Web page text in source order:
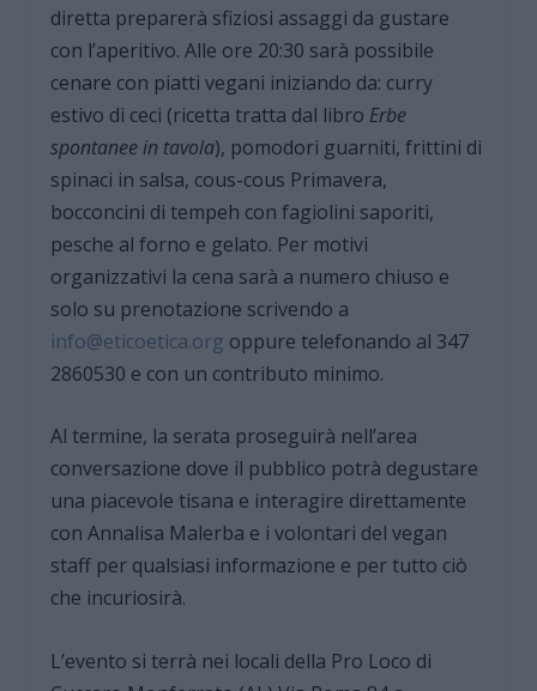
diretta preparerà sfiziosi assaggi da gustare
con l’aperitivo. Alle ore 20:30 sarà possibile
cenare con piatti vegani iniziando da: curry
estivo di ceci (ricetta tratta dal libro Erbe
spontanee in tavola), pomodori guarniti, frittini di
spinaci in salsa, cous-cous Primavera,
bocconcini di tempeh con fagiolini saporiti,
pesche al forno e gelato. Per motivi
organizzativi la cena sarà a numero chiuso e
solo su prenotazione scrivendo a
info@eticoetica.org oppure telefonando al 347
2860530 e con un contributo minimo.
Al termine, la serata proseguirà nell’area
conversazione dove il pubblico potrà degustare
una piacevole tisana e interagire direttamente
con Annalisa Malerba e i volontari del vegan
staff per qualsiasi informazione e per tutto ciò
che incuriosirà.
L’evento si terrà nei locali della Pro Loco di